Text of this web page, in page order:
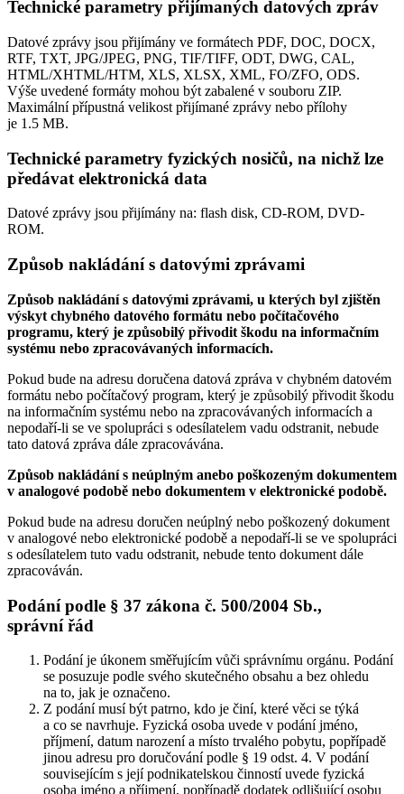
Technické parametry přijímaných datových zpráv
Datové zprávy jsou přijímány ve formátech PDF, DOC, DOCX,
RTF, TXT, JPG/JPEG, PNG, TIF/TIFF, ODT, DWG, CAL,
HTML/XHTML/HTM, XLS, XLSX, XML, FO/ZFO, ODS.
Výše uvedené formáty mohou být zabalené v souboru ZIP.
Maximální přípustná velikost přijímané zprávy nebo přílohy
je 1.5 MB.
Technické parametry fyzických nosičů, na nichž lze
předávat elektronická data
Datové zprávy jsou přijímány na: flash disk, CD-ROM, DVD-
ROM.
Způsob nakládání s datovými zprávami
Způsob nakládání s datovými zprávami, u kterých byl zjištěn
výskyt chybného datového formátu nebo počítačového
programu, který je způsobilý přivodit škodu na informačním
systému nebo zpracovávaných informacích.
Pokud bude na adresu doručena datová zpráva v chybném datovém
formátu nebo počítačový program, který je způsobilý přivodit škodu
na informačním systému nebo na zpracovávaných informacích a
nepodaří-li se ve spolupráci s odesílatelem vadu odstranit, nebude
tato datová zpráva dále zpracovávána.
Způsob nakládání s neúplným anebo poškozeným dokumentem
v analogové podobě nebo dokumentem v elektronické podobě.
Pokud bude na adresu doručen neúplný nebo poškozený dokument
v analogové nebo elektronické podobě a nepodaří-li se ve spolupráci
s odesílatelem tuto vadu odstranit, nebude tento dokument dále
zpracováván.
Podání podle § 37 zákona č. 500/2004 Sb.,
správní řád
Podání je úkonem směřujícím vůči správnímu orgánu. Podání
se posuzuje podle svého skutečného obsahu a bez ohledu
na to, jak je označeno.
Z podání musí být patrno, kdo je činí, které věci se týká
a co se navrhuje. Fyzická osoba uvede v podání jméno,
příjmení, datum narození a místo trvalého pobytu, popřípadě
jinou adresu pro doručování podle § 19 odst. 4. V podání
souvisejícím s její podnikatelskou činností uvede fyzická
osoba jméno a příjmení, popřípadě dodatek odlišující osobu